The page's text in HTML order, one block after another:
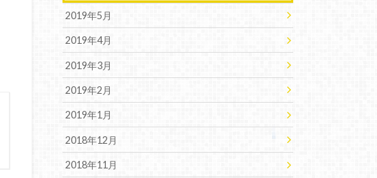
2019年5月
2019年4月
2019年3月
2019年2月
2019年1月
2018年12月
2018年11月